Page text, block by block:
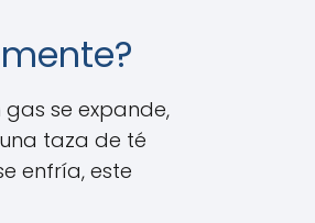
se expande,
taza de té
enfría, este